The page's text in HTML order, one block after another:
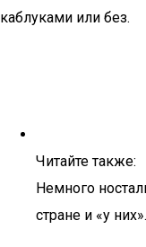
каблуками или без.
Читайте также:
Немного
стране и «у